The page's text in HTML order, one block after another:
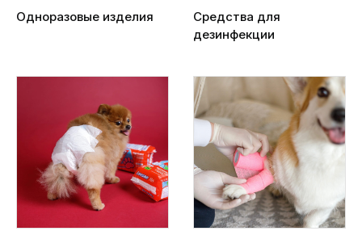
Одноразовые изделия
Средства для
дезинфекции